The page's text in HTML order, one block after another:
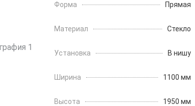
Форма Прямая
Материал Стекло
Установка В нишу
Ширина 1100 мм
Высота 1950 мм